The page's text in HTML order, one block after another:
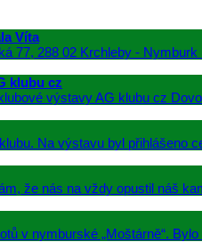
Víta
77, 288 02 Krchleby - Nymburk
klubu cz
výstavy AG klubu cz
Na výstavu byl přihlášeno
že nás na vždy opustil náš
v nymburské „Moštárně“.